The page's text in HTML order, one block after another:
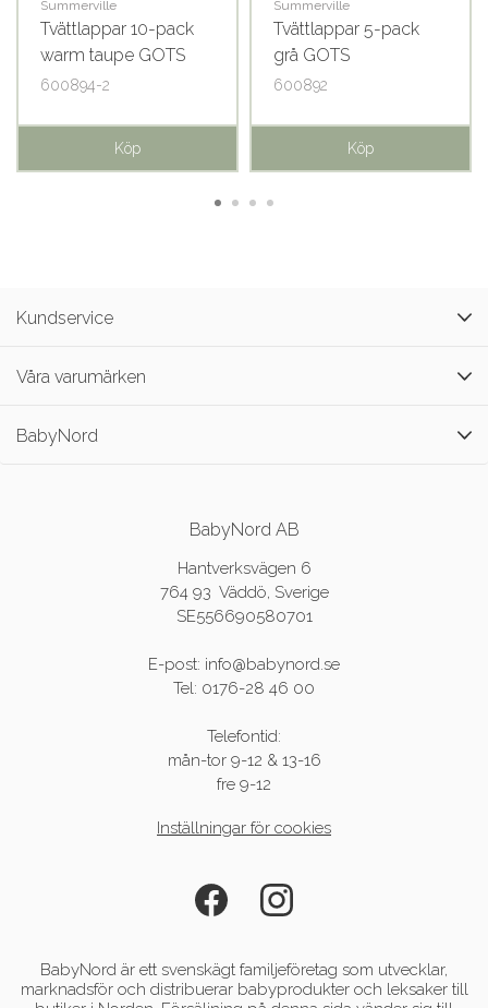
Summerville
Tvättlappar 10-pack
warm taupe GOTS
600894-2
Köp
Summerville
Tvättlappar 5-pack
grå GOTS
600892
Köp
Kundservice
Våra varumärken
BabyNord
BabyNord AB
Hantverksvägen 6
764 93 Väddö, Sverige
SE556690580701
E-post: info@babynord.se
Tel: 0176-28 46 00
Telefontid:
mån-tor 9-12 & 13-16
fre 9-12
Inställningar för cookies
BabyNord är ett svenskägt familjeföretag som utvecklar,
marknadsför och distribuerar babyprodukter och leksaker till